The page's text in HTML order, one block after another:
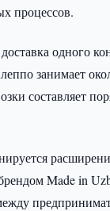
процессов.
одного
занимает
составляет
Made in